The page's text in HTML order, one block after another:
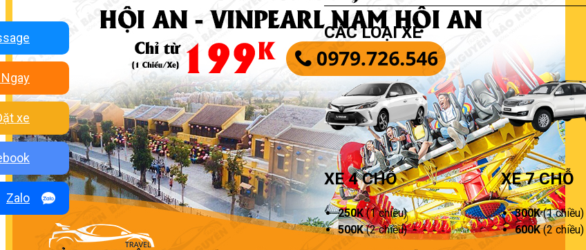
CÁC LOẠI XE
XE 4 CHỖ
250K(1 chiều)
500K(2 chiều)
XE 7 CHỖ
300K(1 chiều)
600K(2 chiều)
xe
Zalo